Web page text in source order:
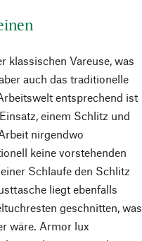
klassischen Vareuse, was
auch das traditionelle
entsprechend ist
einem Schlitz und
nirgendwo
keine vorstehenden
Schlaufe den Schlitz
liegt ebenfalls
geschnitten, was
wäre. Armor lux